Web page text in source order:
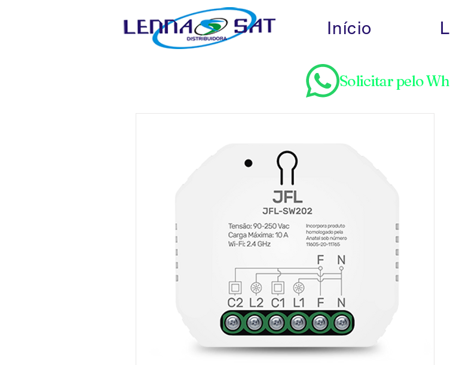
Início
Solicitar pelo